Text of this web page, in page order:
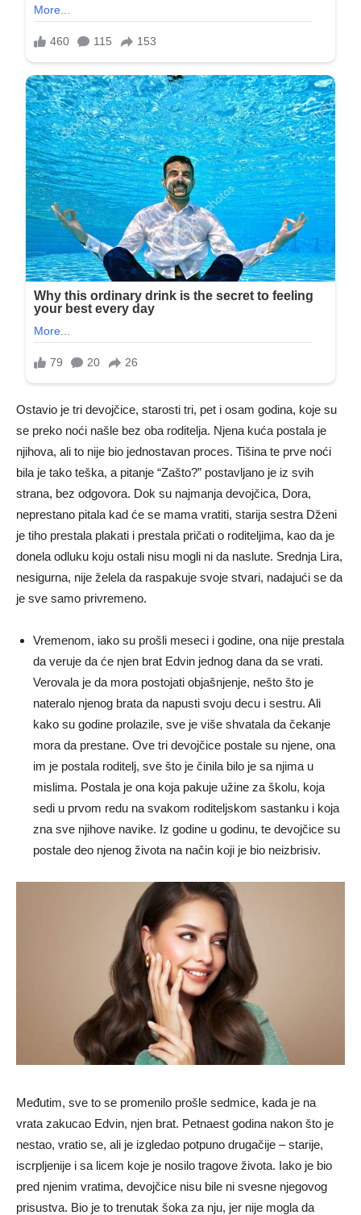
Ostavio je tri devojčice, starosti tri, pet i osam godina, koje su
se preko noći našle bez oba roditelja. Njena kuća postala je
njihova, ali to nije bio jednostavan proces. Tišina te prve noći
bila je tako teška, a pitanje “Zašto?” postavljano je iz svih
strana, bez odgovora. Dok su najmanja devojčica, Dora,
neprestano pitala kad će se mama vratiti, starija sestra Dženi
je tiho prestala plakati i prestala pričati o roditeljima, kao da je
donela odluku koju ostali nisu mogli ni da naslute. Srednja Lira,
nesigurna, nije želela da raspakuje svoje stvari, nadajući se da
je sve samo privremeno.
Vremenom, iako su prošli meseci i godine, ona nije prestala
da veruje da će njen brat Edvin jednog dana da se vrati.
Verovala je da mora postojati objašnjenje, nešto što je
nateralo njenog brata da napusti svoju decu i sestru. Ali
kako su godine prolazile, sve je više shvatala da čekanje
mora da prestane. Ove tri devojčice postale su njene, ona
im je postala roditelj, sve što je činila bilo je sa njima u
mislima. Postala je ona koja pakuje užine za školu, koja
sedi u prvom redu na svakom roditeljskom sastanku i koja
zna sve njihove navike. Iz godine u godinu, te devojčice su
postale deo njenog života na način koji je bio neizbrisiv.
Međutim, sve to se promenilo prošle sedmice, kada je na
vrata zakucao Edvin, njen brat. Petnaest godina nakon što je
nestao, vratio se, ali je izgledao potpuno drugačije – starije,
iscrpljenije i sa licem koje je nosilo tragove života. Iako je bio
pred njenim vratima, devojčice nisu bile ni svesne njegovog
prisustva. Bio je to trenutak šoka za nju, jer nije mogla da